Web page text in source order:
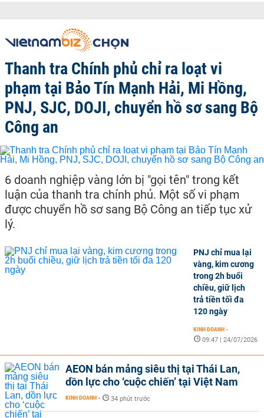
Thanh tra Chính phủ chỉ ra loạt vi
phạm tại Bảo Tín Mạnh Hải, Mi Hồng,
PNJ, SJC, DOJI, chuyển hồ sơ sang Bộ
Công an
6 doanh nghiệp vàng lớn bị "gọi tên" trong kết
luận của thanh tra chính phủ. Một số vi phạm
được chuyển hồ sơ sang Bộ Công an tiếp tục xử
lý.
PNJ chỉ mua lại
vàng, kim cương
trong 2h buổi
chiều, giữ lịch
trả tiền tối đa
120 ngày
KINH DOANH -
09:47 | 24/07/2026
AEON bán mảng siêu thị tại Thái Lan,
dồn lực cho ‘cuộc chiến’ tại Việt Nam
KINH DOANH - 34 phút trước